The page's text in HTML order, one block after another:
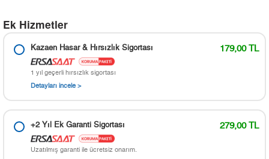
Ek Hizmetler
Kazaen Hasar & Hırsızlık Sigortası 179,00 TL
1 yıl geçerli hırsızlık sigortası
Detayları incele >
+2 Yıl Ek Garanti Sigortası 279,00 TL
Uzatılmış garanti ile ücretsiz onarım.